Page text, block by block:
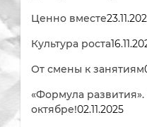
Ценно вместе
Культура роста
От смены к занятиям
«Формула
октябре!02.11.2025